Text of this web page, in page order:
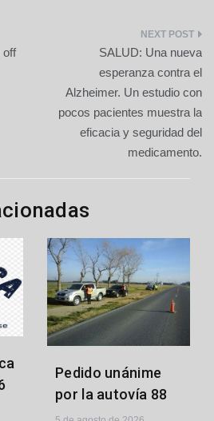
off
SALUD: Una nueva
esperanza contra el
Alzheimer. Un estudio con
pocos pacientes muestra la
eficacia y seguridad del
medicamento.
Pedido unánime
por la autovía 88